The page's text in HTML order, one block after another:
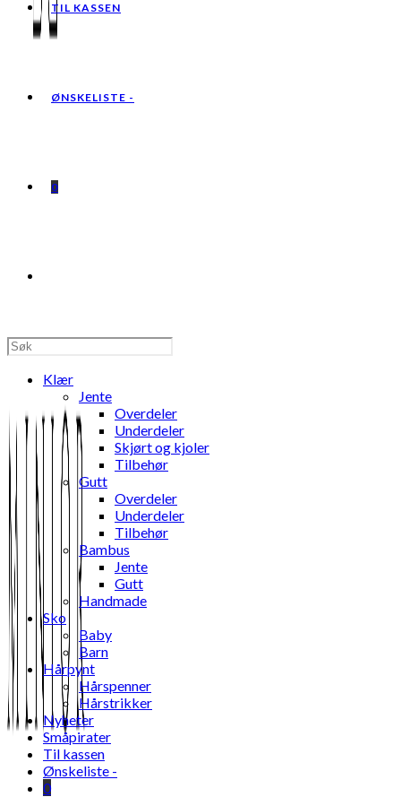
TIL KASSEN
ØNSKELISTE -
0
SEARCH
Klær
Jente
Overdeler
Underdeler
Skjørt og kjoler
Tilbehør
Gutt
Overdeler
Underdeler
Tilbehør
Bambus
Jente
Gutt
Handmade
Sko
Baby
Barn
Hårpynt
Hårspenner
Hårstrikker
Nyheter
Småpirater
Til kassen
Ønskeliste -
0